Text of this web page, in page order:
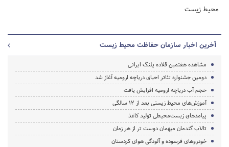
محیط زیست
آخرین اخبار سازمان حفاظت محیط زیست
مشاهده هفتمین قلاده پلنگ ایرانی
دومین جشنواره تئاتر احیای دریاچه ارومیه آغاز شد
حجم آب دریاچه ارومیه افزایش یافت
آموزش‌های محیط‌ زیستی بعد از ۱۲ سالگی
پیامدهای زیست‌محیطی تولید کاغذ
تالاب گندمان میهمان‌ دوست تر از هر زمان
خودروهای فرسوده و آلودگی هوای کردستان